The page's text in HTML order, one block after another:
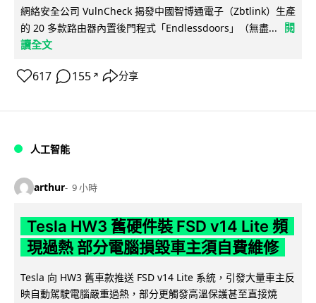
網絡安全公司 VulnCheck 揭發中國智博通電子（Zbtlink）生產
的 20 多款路由器內置後門程式「Endlessdoors」（無盡...
閱
讀全文
617 155 ↗ 分享
人工智能
arthur 9 小時
Tesla HW3 舊硬件裝 FSD v14 Lite 頻
現過熱 部分電腦損毀車主須自費維修
Tesla 向 HW3 舊車款推送 FSD v14 Lite 系統，引發大量車主反
映自動駕駛電腦嚴重過熱，部分更觸發高溫保護甚至直接燒